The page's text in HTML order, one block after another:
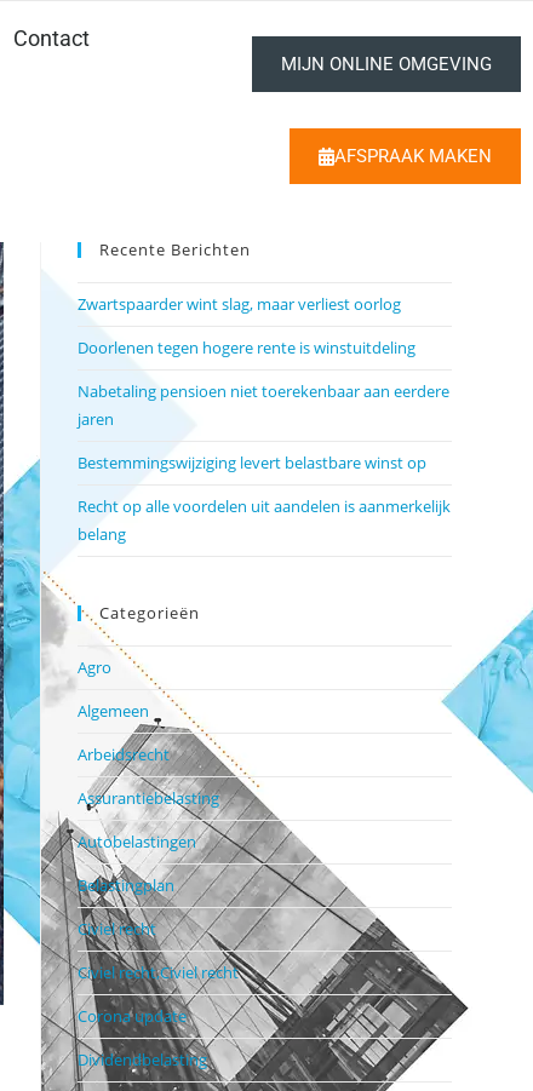
Contact
MIJN ONLINE OMGEVING
AFSPRAAK MAKEN
Recente Berichten
Zwartspaarder wint slag, maar verliest oorlog
Doorlenen tegen hogere rente is winstuitdeling
Nabetaling pensioen niet toerekenbaar aan eerdere
jaren
Bestemmingswijziging levert belastbare winst op
Recht op alle voordelen uit aandelen is aanmerkelijk
belang
Categorieën
Agro
Algemeen
Arbeidsrecht
Assurantiebelasting
Autobelastingen
Belastingplan
Civiel recht
Civiel recht,Civiel recht
Corona update
Dividendbelasting